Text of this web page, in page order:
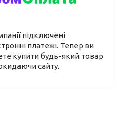
підключені
платежі. Тепер ви
купити будь-який товар
сайту.